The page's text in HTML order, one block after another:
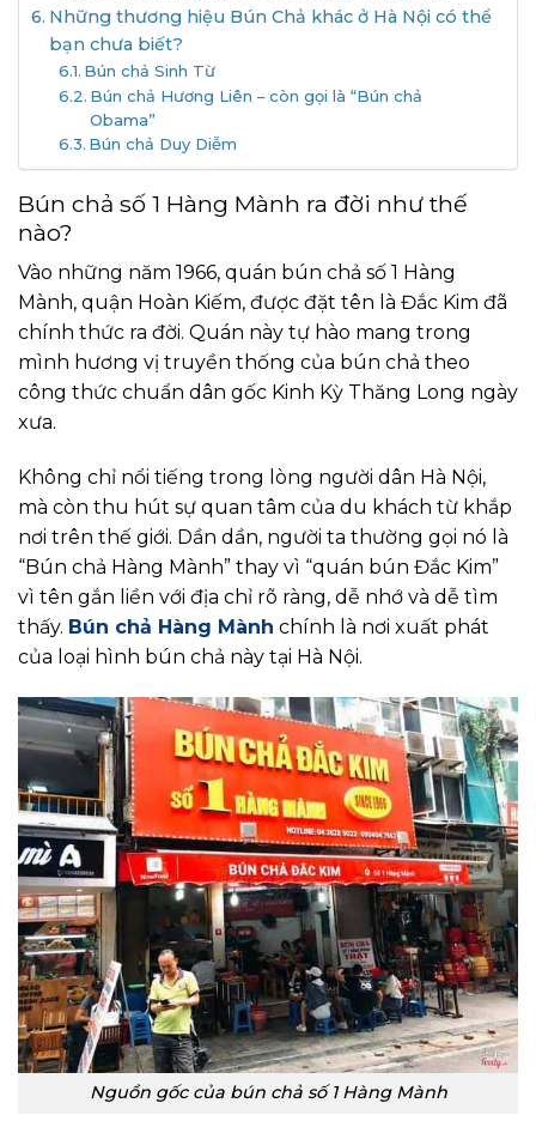
Những thương hiệu Bún Chả khác ở Hà Nội có thể
bạn chưa biết?
Bún chả Sinh Từ
Bún chả Hương Liên – còn gọi là “Bún chả
Obama”
Bún chả Duy Diễm
Bún chả số 1 Hàng Mành ra đời như thế
nào?
Vào những năm 1966, quán bún chả số 1 Hàng
Mành, quận Hoàn Kiếm, được đặt tên là Đắc Kim đã
chính thức ra đời. Quán này tự hào mang trong
mình hương vị truyền thống của bún chả theo
công thức chuẩn dân gốc Kinh Kỳ Thăng Long ngày
xưa.
Không chỉ nổi tiếng trong lòng người dân Hà Nội,
mà còn thu hút sự quan tâm của du khách từ khắp
nơi trên thế giới. Dần dần, người ta thường gọi nó là
“Bún chả Hàng Mành” thay vì “quán bún Đắc Kim”
vì tên gắn liền với địa chỉ rõ ràng, dễ nhớ và dễ tìm
thấy. Bún chả Hàng Mành chính là nơi xuất phát
của loại hình bún chả này tại Hà Nội.
Nguồn gốc của bún chả số 1 Hàng Mành